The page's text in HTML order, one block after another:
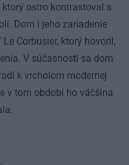
ostro kontrastoval s
Dom i jeho zariadenie
Corbusier, ktorý hovoril,
V súčasnosti sa dom
k vrcholom modernej
v tom období ho väčšina